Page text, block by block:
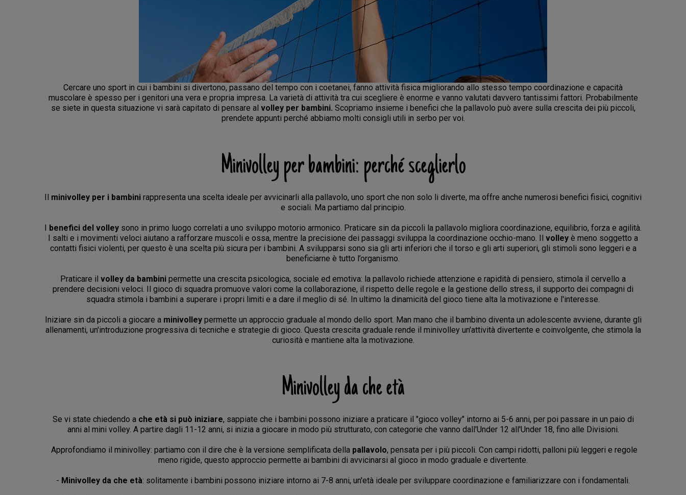
Cercare uno sport in cui i bambini si divertono, passano del tempo con i coetanei, fanno attività fisica migliorando allo stesso tempo coordinazione e capacità
muscolare è spesso per i genitori una vera e propria impresa. La varietà di attività tra cui scegliere è enorme e vanno valutati davvero tantissimi fattori. Probabilmente
se siete in questa situazione vi sarà capitato di pensare al volley per bambini. Scopriamo insieme i benefici che la pallavolo può avere sulla crescita dei più piccoli,
prendete appunti perché abbiamo molti consigli utili in serbo per voi.
Minivolley per bambini: perché sceglierlo
Il minivolley per i bambini rappresenta una scelta ideale per avvicinarli alla pallavolo, uno sport che non solo li diverte, ma offre anche numerosi benefici fisici, cognitivi
e sociali. Ma partiamo dal principio.
I benefici del volley sono in primo luogo correlati a uno sviluppo motorio armonico. Praticare sin da piccoli la pallavolo migliora coordinazione, equilibrio, forza e agilità.
I salti e i movimenti veloci aiutano a rafforzare muscoli e ossa, mentre la precisione dei passaggi sviluppa la coordinazione occhio-mano. Il volley è meno soggetto a
contatti fisici violenti, per questo è una scelta più sicura per i bambini. A svilupparsi sono sia gli arti inferiori che il torso e gli arti superiori, gli stimoli sono leggeri e a
beneficiarne è tutto l’organismo.
Praticare il volley da bambini permette una crescita psicologica, sociale ed emotiva: la pallavolo richiede attenzione e rapidità di pensiero, stimola il cervello a
prendere decisioni veloci. Il gioco di squadra promuove valori come la collaborazione, il rispetto delle regole e la gestione dello stress, il supporto dei compagni di
squadra stimola i bambini a superare i propri limiti e a dare il meglio di sé. In ultimo la dinamicità del gioco tiene alta la motivazione e l'interesse.
Iniziare sin da piccoli a giocare a minivolleypermette un approccio graduale al mondo dello sport. Man mano che il bambino diventa un adolescente avviene, durante gli
allenamenti, un'introduzione progressiva di tecniche e strategie di gioco. Questa crescita graduale rende il minivolley un'attività divertente e coinvolgente, che stimola la
curiosità e mantiene alta la motivazione.
Minivolley da che età
Se vi state chiedendo a che età si può iniziare, sappiate che i bambini possono iniziare a praticare il "gioco volley" intorno ai 5-6 anni, per poi passare in un paio di
anni al mini volley. A partire dagli 11-12 anni, si inizia a giocare in modo più strutturato, con categorie che vanno dall'Under 12 all'Under 18, fino alle Divisioni.
Approfondiamo il minivolley: partiamo con il dire che è la versione semplificata della pallavolo, pensata per i più piccoli. Con campi ridotti, palloni più leggeri e regole
meno rigide, questo approccio permette ai bambini di avvicinarsi al gioco in modo graduale e divertente.
- Minivolley da che età: solitamente i bambini possono iniziare intorno ai 7-8 anni, un'età ideale per sviluppare coordinazione e familiarizzare con i fondamentali.